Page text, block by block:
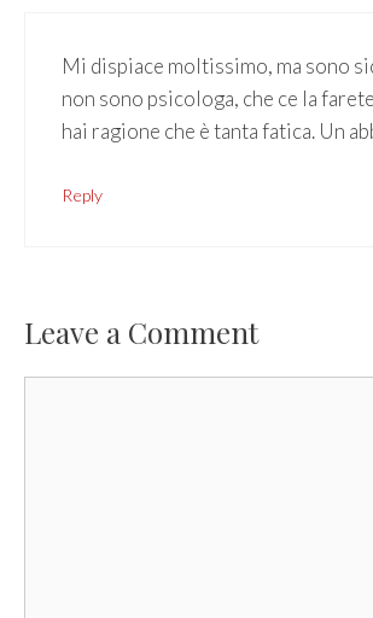
Mi dispiace moltissimo, ma sono
non sono psicologa, che ce la
hai ragione che è tanta fatica. Un
Reply
Leave a Comment